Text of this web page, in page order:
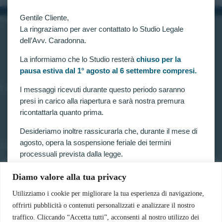
Diamo valore alla tua privacy
Utilizziamo i cookie per migliorare la tua esperienza di navigazione,
offrirti pubblicità o contenuti personalizzati e analizzare il nostro
traffico. Cliccando “Accetta tutti”, acconsenti al nostro utilizzo dei
Gentile Cliente,
La ringraziamo per aver contattato lo Studio Legale
dell’Avv. Caradonna.
La informiamo che lo Studio resterà chiuso per la
pausa estiva dal 1° agosto al 6 settembre compresi.
I messaggi ricevuti durante questo periodo saranno
presi in carico alla riapertura e sarà nostra premura
ricontattarla quanto prima.
Desideriamo inoltre rassicurarla che, durante il mese di
agosto, opera la sospensione feriale dei termini
processuali prevista dalla legge.
Pertanto, nella generalità dei casi, i termini relativi a
ricorsi, impugnazioni e agli altri adempimenti
processuali, compresi quelli dinanzi al TAR, sono
sospesi.
INFORMAZIONI
Home
Chi siamo
LINK UTILI
Prenota consulenza
Privacy e Cookie Policy
SERVIZI
Concorsi pubblici
Pubblico impiego
Contratti con la pubblica amministrazione
Vittime del dovere ed equiparati